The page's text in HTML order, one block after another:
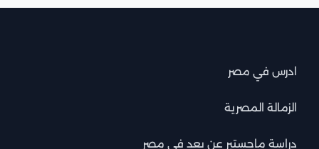
ادرس في مصر
الزمالة المصرية
دراسة ماجستير عن بعد في مصر